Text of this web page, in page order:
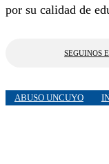
por su calidad de
SEGUINOS
ABUSO UNCUYO